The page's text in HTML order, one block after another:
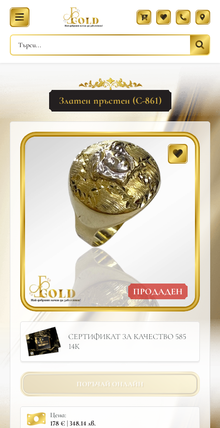
Златен пръстен (С-861)
ПРОДАДЕН
СЕРТИФИКАТ ЗА КАЧЕСТВО 585
14К
ПОРЪЧАЙ ОНЛАЙН
Цена:
178 € | 348.14 лв.